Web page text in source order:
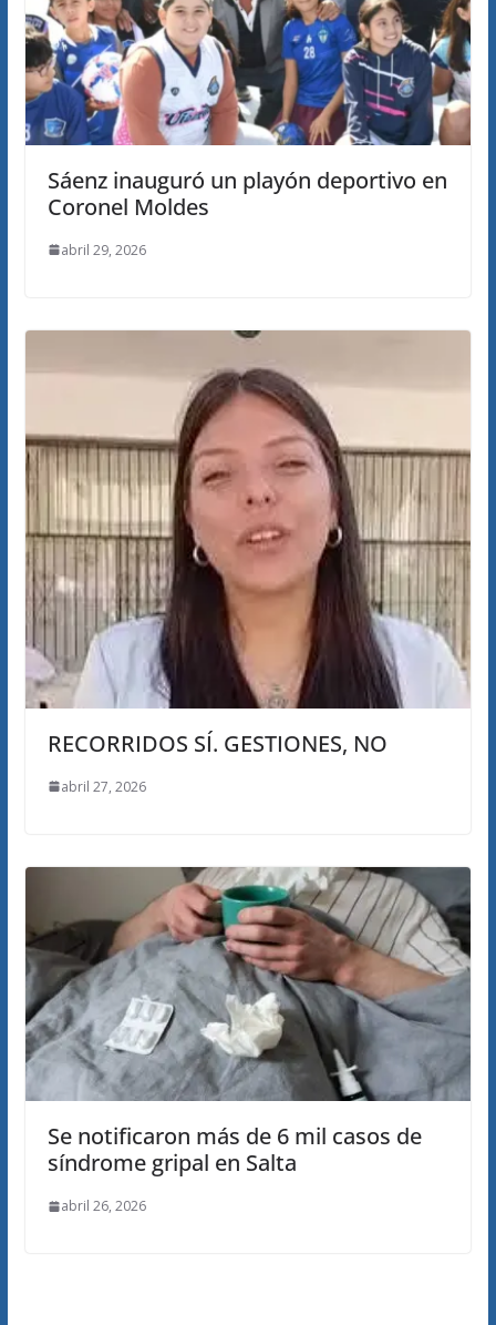
Sáenz inauguró un playón deportivo en
Coronel Moldes
abril 29, 2026
RECORRIDOS SÍ. GESTIONES, NO
abril 27, 2026
Se notificaron más de 6 mil casos de
síndrome gripal en Salta
abril 26, 2026